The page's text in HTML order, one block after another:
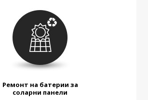
Ремонт на батерии за
соларни панели